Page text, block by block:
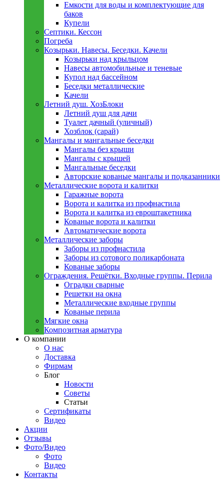
Емкости для воды и комплектующие для
баков
Купели
Септики. Кессон
Погреба
Козырьки. Навесы. Беседки. Качели
Козырьки над крыльцом
Навесы автомобильные и теневые
Купол над бассейном
Беседки металлическиe
Качели
Летний душ. ХозБлоки
Летний душ для дачи
Туалет дачный (уличный)
Хозблок (сарай)
Мангалы и мангальные беседки
Мангалы без крыши
Мангалы с крышей
Мангальные беседки
Авторские кованые мангалы и подказанники
Металлическиe ворота и калитки
Гаражные ворота
Ворота и калитка из профнастила
Ворота и калитка из евроштакетника
Кованые ворота и калитки
Автоматические ворота
Металлическиe заборы
Заборы из профнастила
Заборы из сотового поликарбоната
Кованые заборы
Ограждения. Решётки. Входные группы. Перила
Оградки сварные
Решетки на окна
Металлические входные группы
Кованые перила
Мягкие окна
Композитная арматура
О компании
О нас
Доставка
Фирмам
Блог
Новости
Советы
Статьи
Сертификаты
Видео
Акции
Отзывы
Фото/Видео
Фото
Видео
Контакты